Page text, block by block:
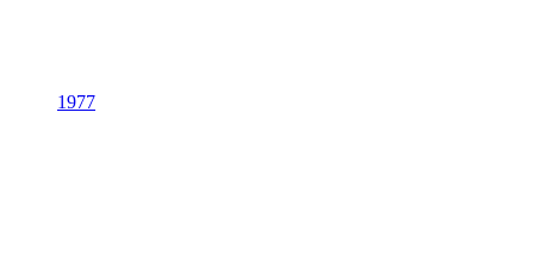
1977